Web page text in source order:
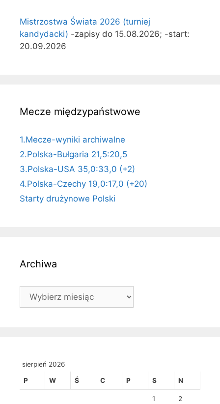
Mistrzostwa Świata 2026 (turniej
kandydacki) -zapisy do 15.08.2026; -start:
20.09.2026
Mecze międzypaństwowe
1.Mecze-wyniki archiwalne
2.Polska-Bułgaria 21,5:20,5
3.Polska-USA 35,0:33,0 (+2)
4.Polska-Czechy 19,0:17,0 (+20)
Starty drużynowe Polski
Archiwa
Archiwa
sierpień 2026
P W Ś C P S N
1 2